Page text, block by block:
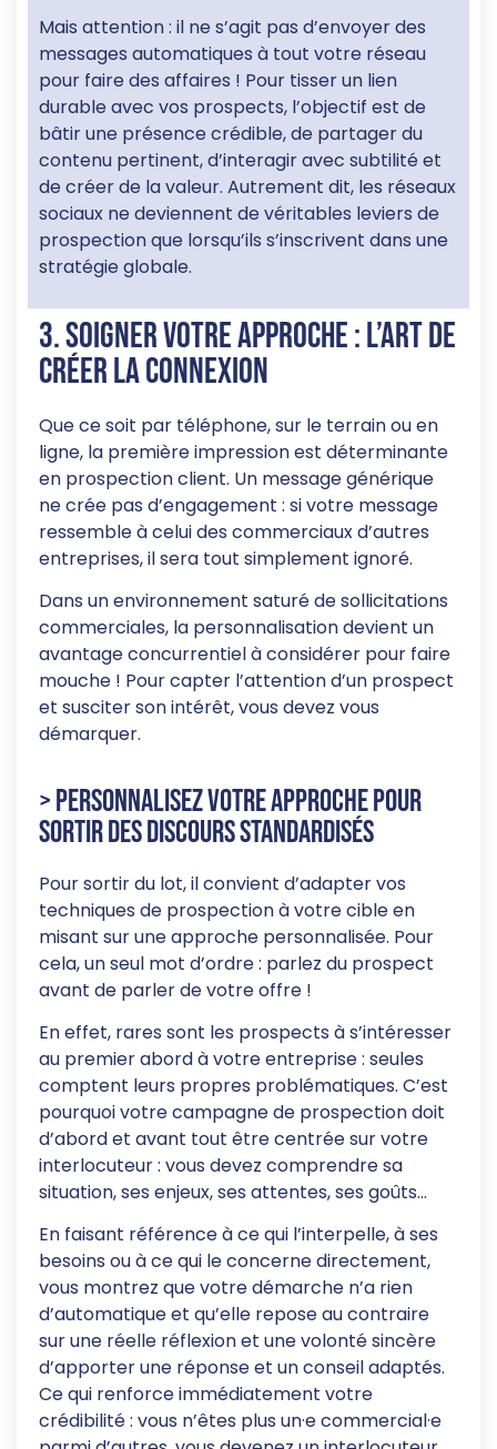
Mais attention : il ne s’agit pas d’envoyer des
messages automatiques à tout votre réseau
pour faire des affaires ! Pour tisser un lien
durable avec vos prospects, l’objectif est de
bâtir une présence crédible, de partager du
contenu pertinent, d’interagir avec subtilité et
de créer de la valeur. Autrement dit, les réseaux
sociaux ne deviennent de véritables leviers de
prospection que lorsqu’ils s’inscrivent dans une
stratégie globale.
3. Soigner votre approche : l’art de
créer la connexion
Que ce soit par téléphone, sur le terrain ou en
ligne, la première impression est déterminante
en prospection client. Un message générique
ne crée pas d’engagement : si votre message
ressemble à celui des commerciaux d’autres
entreprises, il sera tout simplement ignoré.
Dans un environnement saturé de sollicitations
commerciales, la personnalisation devient un
avantage concurrentiel à considérer pour faire
mouche ! Pour capter l’attention d’un prospect
et susciter son intérêt, vous devez vous
démarquer.
> Personnalisez votre approche pour
sortir des discours standardisés
Pour sortir du lot, il convient d’adapter vos
techniques de prospection à votre cible en
misant sur une approche personnalisée. Pour
cela, un seul mot d’ordre : parlez du prospect
avant de parler de votre offre !
En effet, rares sont les prospects à s’intéresser
au premier abord à votre entreprise : seules
comptent leurs propres problématiques. C’est
pourquoi votre campagne de prospection doit
d’abord et avant tout être centrée sur votre
interlocuteur : vous devez comprendre sa
situation, ses enjeux, ses attentes, ses goûts…
En faisant référence à ce qui l’interpelle, à ses
besoins ou à ce qui le concerne directement,
vous montrez que votre démarche n’a rien
d’automatique et qu’elle repose au contraire
sur une réelle réflexion et une volonté sincère
d’apporter une réponse et un conseil adaptés.
Ce qui renforce immédiatement votre
crédibilité : vous n’êtes plus un·e commercial·e